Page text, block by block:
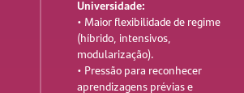
Universidade:
• Maior flexibilidade de regime
(híbrido, intensivos,
modularização).
• Pressão para reconhecer
aprendizagens prévias e